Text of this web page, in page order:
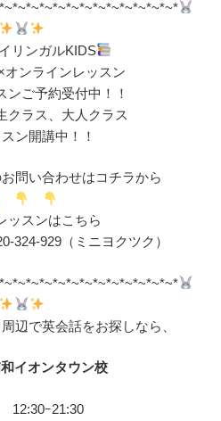
リンガルKIDS
オンラインレッスン
ンご予約受付中！！
クラス、大人クラス
ン開講中！！
問い合わせはコチラから
ッスンはこちら
324-929（ミニヨクツク）
辺で英会話をお探しなら、
イオンタウン校
12:30ｰ21:30